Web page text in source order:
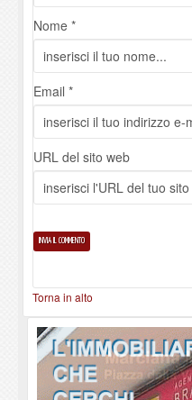
Nome *
Email *
URL del sito web
Torna in alto